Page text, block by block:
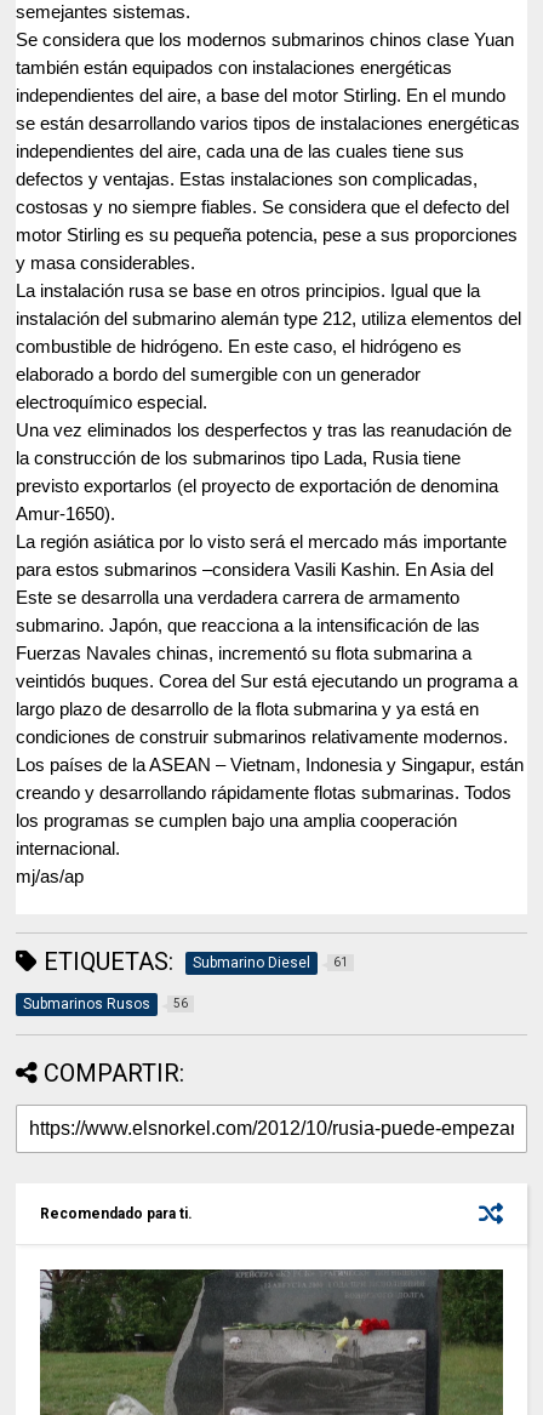
semejantes sistemas.
Se considera que los modernos submarinos chinos clase Yuan
también están equipados con instalaciones energéticas
independientes del aire, a base del motor Stirling. En el mundo
se están desarrollando varios tipos de instalaciones energéticas
independientes del aire, cada una de las cuales tiene sus
defectos y ventajas. Estas instalaciones son complicadas,
costosas y no siempre fiables. Se considera que el defecto del
motor Stirling es su pequeña potencia, pese a sus proporciones
y masa considerables.
La instalación rusa se base en otros principios. Igual que la
instalación del submarino alemán type 212, utiliza elementos del
combustible de hidrógeno. En este caso, el hidrógeno es
elaborado a bordo del sumergible con un generador
electroquímico especial.
Una vez eliminados los desperfectos y tras las reanudación de
la construcción de los submarinos tipo Lada, Rusia tiene
previsto exportarlos (el proyecto de exportación de denomina
Amur-1650).
La región asiática por lo visto será el mercado más importante
para estos submarinos –considera Vasili Kashin. En Asia del
Este se desarrolla una verdadera carrera de armamento
submarino. Japón, que reacciona a la intensificación de las
Fuerzas Navales chinas, incrementó su flota submarina a
veintidós buques. Corea del Sur está ejecutando un programa a
largo plazo de desarrollo de la flota submarina y ya está en
condiciones de construir submarinos relativamente modernos.
Los países de la ASEAN – Vietnam, Indonesia y Singapur, están
creando y desarrollando rápidamente flotas submarinas. Todos
los programas se cumplen bajo una amplia cooperación
internacional.
mj/as/ap
ETIQUETAS: Submarino Diesel 61
Submarinos Rusos 56
COMPARTIR:
Recomendado para ti.